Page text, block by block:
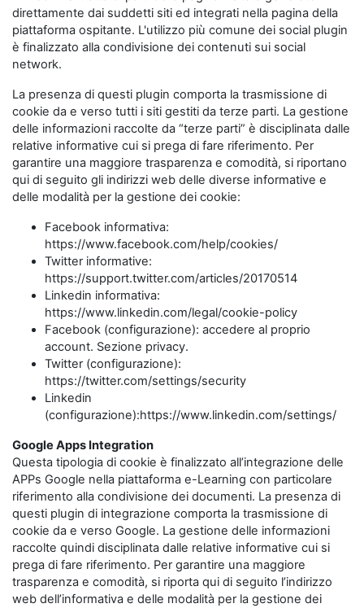
direttamente dai suddetti siti ed integrati nella pagina della
piattaforma ospitante. L'utilizzo più comune dei social plugin
è finalizzato alla condivisione dei contenuti sui social
network.
La presenza di questi plugin comporta la trasmissione di
cookie da e verso tutti i siti gestiti da terze parti. La gestione
delle informazioni raccolte da “terze parti” è disciplinata dalle
relative informative cui si prega di fare riferimento. Per
garantire una maggiore trasparenza e comodità, si riportano
qui di seguito gli indirizzi web delle diverse informative e
delle modalità per la gestione dei cookie:
Facebook informativa:
https://www.facebook.com/help/cookies/
Twitter informative:
https://support.twitter.com/articles/20170514
Linkedin informativa:
https://www.linkedin.com/legal/cookie-policy
Facebook (configurazione): accedere al proprio
account. Sezione privacy.
Twitter (configurazione):
https://twitter.com/settings/security
Linkedin
(configurazione):https://www.linkedin.com/settings/
Google Apps Integration
Questa tipologia di cookie è finalizzato all’integrazione delle
APPs Google nella piattaforma e-Learning con particolare
riferimento alla condivisione dei documenti. La presenza di
questi plugin di integrazione comporta la trasmissione di
cookie da e verso Google. La gestione delle informazioni
raccolte quindi disciplinata dalle relative informative cui si
prega di fare riferimento. Per garantire una maggiore
trasparenza e comodità, si riporta qui di seguito l’indirizzo
web dell’informativa e delle modalità per la gestione dei